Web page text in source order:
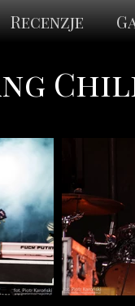
Recenzje